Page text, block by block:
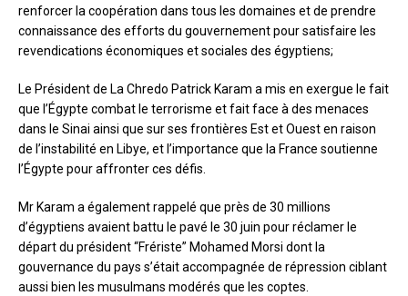
renforcer la coopération dans tous les domaines et de prendre
connaissance des efforts du gouvernement pour satisfaire les
revendications économiques et sociales des égyptiens;
Le Président de La Chredo Patrick Karam a mis en exergue le fait
que l’Égypte combat le terrorisme et fait face à des menaces
dans le Sinai ainsi que sur ses frontières Est et Ouest en raison
de l’instabilité en Libye, et l’importance que la France soutienne
l’Égypte pour affronter ces défis.
Mr Karam a également rappelé que près de 30 millions
d’égyptiens avaient battu le pavé le 30 juin pour réclamer le
départ du président “Frériste” Mohamed Morsi dont la
gouvernance du pays s’était accompagnée de répression ciblant
aussi bien les musulmans modérés que les coptes.